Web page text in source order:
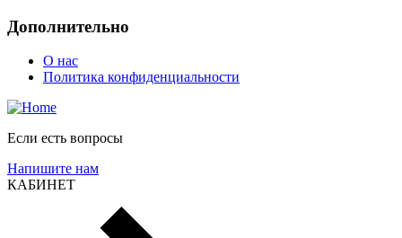
Дополнительно
О нас
Политика конфиденциальности
Если есть вопросы
Напишите нам
КАБИНЕТ